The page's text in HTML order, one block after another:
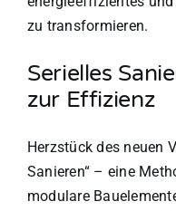
zu transformieren.
Serielles
zur Effizienz
Herzstück des neuen
Sanieren“ – eine
modulare